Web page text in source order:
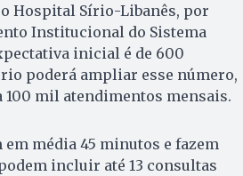
Hospital Sírio-Libanês, por
Institucional do Sistema
inicial é de 600
poderá ampliar esse número,
100 mil atendimentos mensais.
média 45 minutos e fazem
incluir até 13 consultas